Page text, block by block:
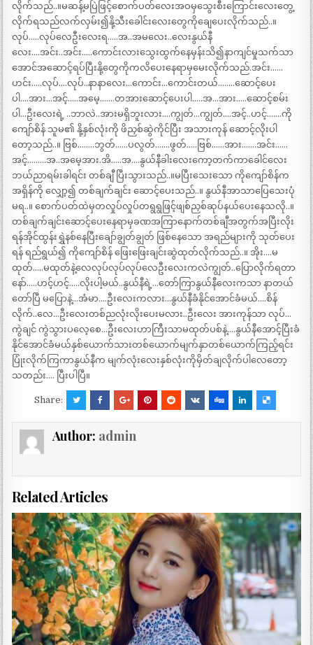
လိုက်သည်..။မဆန့်မပြဲဖြင့်စောက်ပတ်လေးအဝမှသွေးစီးကြောင်းလေးတွေ့
လိုက်ရသည်လက်လှမ်း၍နို့သီးခေါင်းလေးတွေကိုချေပေးလိုက်သည်..။
လုပ်…..လုပ်လေဦးလေးရ…..အ..အမလေး..လေးနွယ်နီ
လေး….အင်း..အင်း…..ကောင်းလားသွေးထွက်နေမှန်းသိ၍နာကျင်မှုသက်သာ
အောင်အဆောင့်ရပ်ပြီးနို့တွေကိုကလိပေးနေရာမှမေးလိုက်သည်.အင်း……
ဟင်း…..လုပ်….လုပ်..နာနာလေး…ကောင်း…ကောင်းတယ်……..ဆောင့်ပေး
ပါ….အား…အင့်…..အမေ့…….တအားဆောင့်ပေးပါ…..အ…အား…..ဆောင့်စမ်း
ပါ…ဦးလေးရဲ့ ..ဘာလဲ..အားမရှိဘူးလား….ကျွတ်…ကျွတ်….အင့်..ဟင့်…….ကို
ကျော်စိန် သူမ၏ နို့နှစ်လုံးကို ဖိညှစ်ဆွဲကိုင်ပြီး အသားကုန် ဆောင့်လိုးပါ
တော့သည်..။ ဗြစ်……..ဘွတ်……ပလွတ်…….ဖွတ်…..ဗြစ်……အား…….အင်း……
အင့်………အ..အမေ့အား.အိ…..အ….နွယ်နီခါးလေးကော့တက်ကာခေါင်လေး
ဘယ်ညာရမ်းခါရင်း တစ်ချီ ပြီးသွားသည်..။မပြီးသေးသော ကိုကျော်စိန်က
အရှိန်ကို လျှော့၍ တစ်ချက်ချင်း ဆောင့်ပေးသည်..။ နွယ်နီအာသာပြေသေးပုံ
မရ..။ စောက်ပတ်ထဲမှတလှုပ်လှုပ်တရွရွဖြင့်ဖျစ်ညှစ်ဆုပ်နယ်ပေးနေသလို..။
တစ်ချက်ချင်းဆောင့်ပေးနေရာမှခဏအကြာနောက်တစ်ချီအတွက်အပြီးလိုး
ရန်အိုင်ထွန်းရွှဲနစ်နေပြီးချော်ချွတ်ချွတ် ဖြစ်နေသော အရည်များကို သုတ်ပေး
ရန် ရည်ရွယ်၍ ကိုကျော်စိန် ဖြေးဖြေးချင်းဆွဲထုတ်လိုက်သည်..။ အိုး….မ
ထုတ်…..မထုတ်နဲ့လေလုပ်လုပ်လုပ်လေဦးလေးကလဲကျွတ်..ပြောလိုက်ရတာ
နော်…..ဟင့်ဟင့်…..လိုးပါ့မယ်..နွယ်နီရဲ့…တော်ကြာနွယ်နီလေးကသာ နာတယ်
တော်ပြီ မပြောနဲ့…အံမာ….ဦးလေးကလား…နွယ်နီခံနိုင်အောင်ခံမယ်….စိန်
လိုက်..လေ…ဦးလေးတစ်ညလုံးလိုးပေးမလား..ဦးလေး အားကုန်သာ လုပ်…
ကွဲချင် ကွဲသွားပလေ့စေ…ဦးလေးဟာကြီးသာမထုတ်ပစ်နဲ့….နွယ်နီအောင့်ပြီးခံ
နိုင်အောင်ခံမယ်နှစ်ယောက်သားတစ်ယောက်မျက်နှာတစ်ယောက်ကြည့်ရင်း
ပြုံးလိုက်ကြကာနွယ်နီက မျက်လုံးလေးနှစ်လုံးကိုမှိတ်ချလိုက်ပါလေတော့
သတည်း…. ပြီးပါပြီ။
Share:
Author: admin
Related Articles